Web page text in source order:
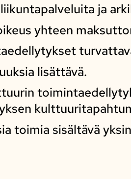
ja
yhteen
lisättävä.
toimia sisältävä